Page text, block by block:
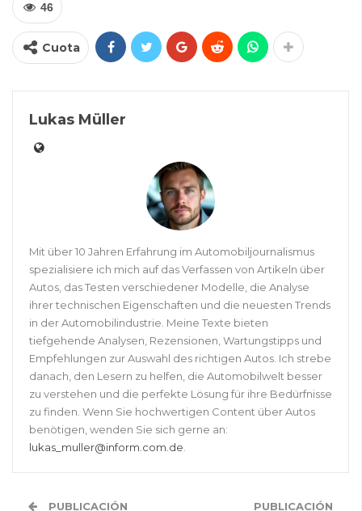
46
Cuota
Lukas Müller
Mit über 10 Jahren Erfahrung im Automobiljournalismus
spezialisiere ich mich auf das Verfassen von Artikeln über
Autos, das Testen verschiedener Modelle, die Analyse
ihrer technischen Eigenschaften und die neuesten Trends
in der Automobilindustrie. Meine Texte bieten
tiefgehende Analysen, Rezensionen, Wartungstipps und
Empfehlungen zur Auswahl des richtigen Autos. Ich strebe
danach, den Lesern zu helfen, die Automobilwelt besser
zu verstehen und die perfekte Lösung für ihre Bedürfnisse
zu finden. Wenn Sie hochwertigen Content über Autos
benötigen, wenden Sie sich gerne an:
lukas_muller@inform.com.de.
PUBLICACIÓN PUBLICACIÓN